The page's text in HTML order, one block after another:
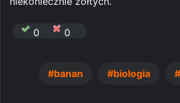
0 0
banan biologia